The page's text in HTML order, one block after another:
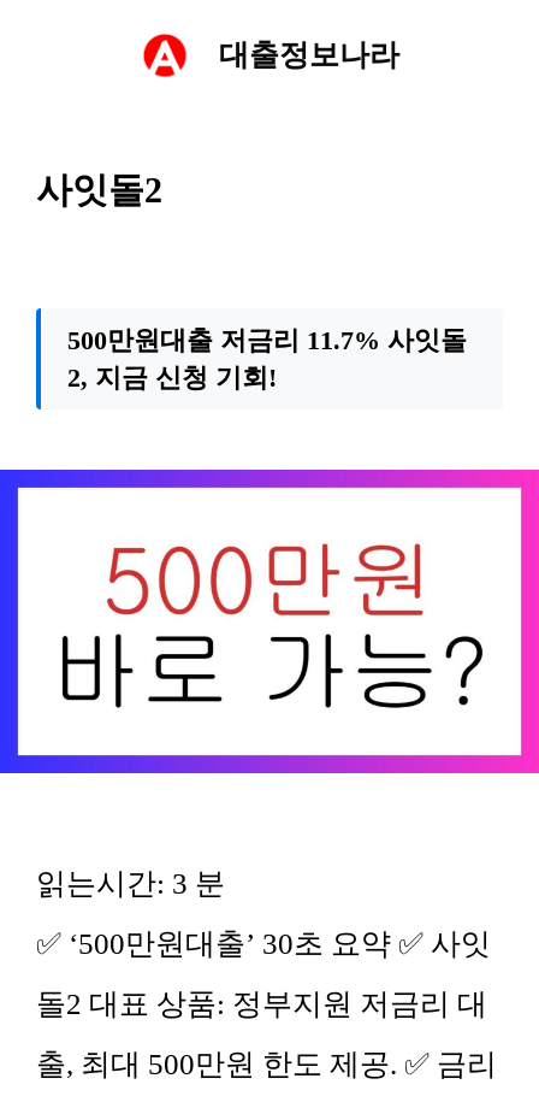
대출정보나라
사잇돌2
500만원대출 저금리 11.7% 사잇돌
2, 지금 신청 기회!
읽는시간: 3 분
✅ ‘500만원대출’ 30초 요약 ✅ 사잇
돌2 대표 상품: 정부지원 저금리 대
출, 최대 500만원 한도 제공. ✅ 금리